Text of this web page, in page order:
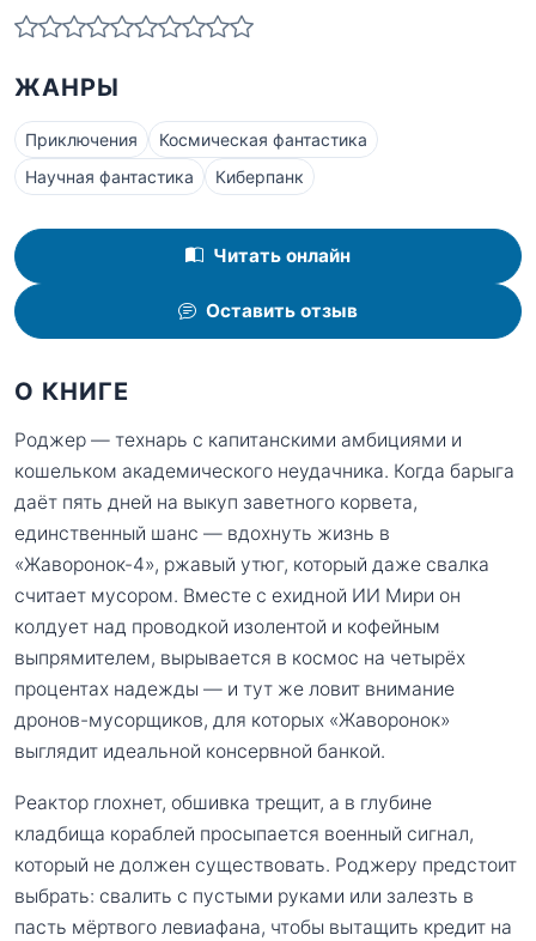
ЖАНРЫ
Приключения
Космическая фантастика
Научная фантастика
Киберпанк
Читать онлайн
Оставить отзыв
О КНИГЕ
Роджер — технарь с капитанскими амбициями и
кошельком академического неудачника. Когда барыга
даёт пять дней на выкуп заветного корвета,
единственный шанс — вдохнуть жизнь в
«Жаворонок-4», ржавый утюг, который даже свалка
считает мусором. Вместе с ехидной ИИ Мири он
колдует над проводкой изолентой и кофейным
выпрямителем, вырывается в космос на четырёх
процентах надежды — и тут же ловит внимание
дронов-мусорщиков, для которых «Жаворонок»
выглядит идеальной консервной банкой.
Реактор глохнет, обшивка трещит, а в глубине
кладбища кораблей просыпается военный сигнал,
который не должен существовать. Роджеру предстоит
выбрать: свалить с пустыми руками или залезть в
пасть мёртвого левиафана, чтобы вытащить кредит на